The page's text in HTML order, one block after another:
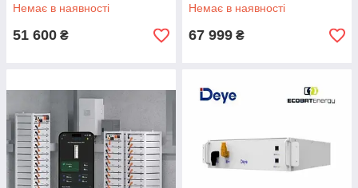
Немає в наявності
51 600 ₴
Немає в наявності
67 999 ₴